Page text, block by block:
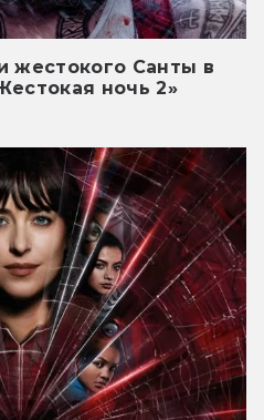
жестокого Санты в
ночь 2»